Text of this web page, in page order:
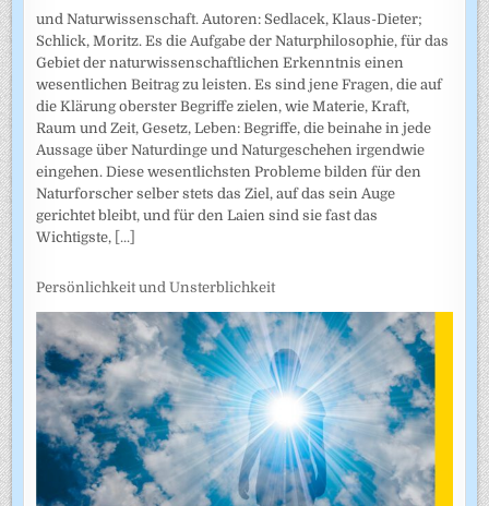
und Naturwissenschaft. Autoren: Sedlacek, Klaus-Dieter;
Schlick, Moritz. Es die Aufgabe der Naturphilosophie, für das
Gebiet der naturwissenschaftlichen Erkenntnis einen
wesentlichen Beitrag zu leisten. Es sind jene Fragen, die auf
die Klärung oberster Begriffe zielen, wie Materie, Kraft,
Raum und Zeit, Gesetz, Leben: Begriffe, die beinahe in jede
Aussage über Naturdinge und Naturgeschehen irgendwie
eingehen. Diese wesentlichsten Probleme bilden für den
Naturforscher selber stets das Ziel, auf das sein Auge
gerichtet bleibt, und für den Laien sind sie fast das
Wichtigste, [...]
Persönlichkeit und Unsterblichkeit